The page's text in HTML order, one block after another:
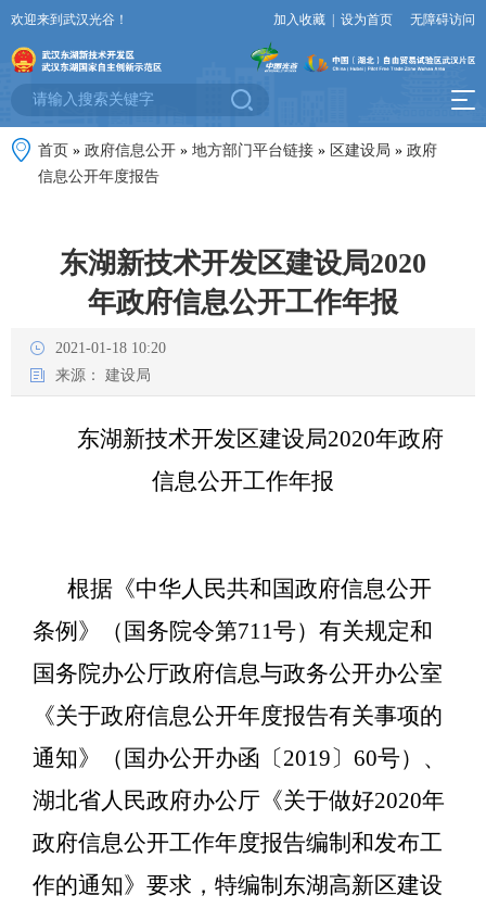
欢迎来到武汉光谷！ 加入收藏 设为首页 无障碍访问
首页 » 政府信息公开 » 地方部门平台链接 » 区建设局 » 政府
信息公开年度报告
东湖新技术开发区建设局2020
年政府信息公开工作年报
2021-01-18 10:20
来源： 建设局
东湖新技术开发区建设局2020年政府
信息公开工作年报
根据《中华人民共和国政府信息公开
条例》（国务院令第711号）有关规定和
国务院办公厅政府信息与政务公开办公室
《关于政府信息公开年度报告有关事项的
通知》（国办公开办函〔2019〕60号）、
湖北省人民政府办公厅《关于做好2020年
政府信息公开工作年度报告编制和发布工
作的通知》要求，特编制东湖高新区建设